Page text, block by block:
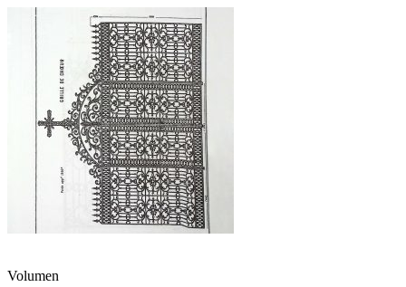
Volumen